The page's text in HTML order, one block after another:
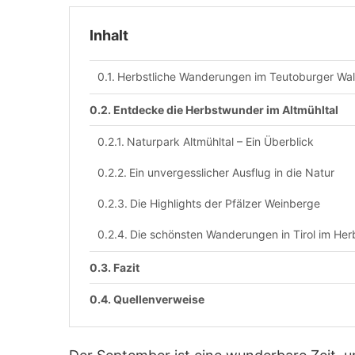
Inhalt
Herbstliche Wanderungen im Teutoburger
Entdecke die Herbstwunder im Altmühltal
Naturpark Altmühltal – Ein Überblick
Ein unvergesslicher Ausflug in die Natur
Die Highlights der Pfälzer Weinberge
Die schönsten Wanderungen in Tirol im
Fazit
Quellenverweise